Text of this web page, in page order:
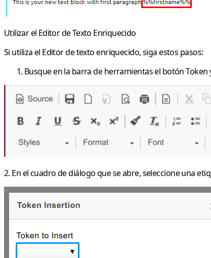
Utilizar el Editor de Texto Enriquecido
Si utiliza el Editor de texto enriquecido, siga estos pasos:
Busque en la barra de herramientas el botón Token
2. En el cuadro de diálogo que se abre, seleccione una